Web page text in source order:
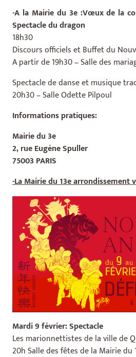
-A la Mairie du 3e :Vœux de la
Spectacle du dragon
18h30
Discours officiels et Buffet du
A partir de 19h30 – Salle des
Spectacle de danse et musique
20h30 – Salle Odette Pilpoul
Informations pratiques:
Mairie du 3e
2, rue Eugène Spuller
75003 PARIS
-La Mairie du 13e arrondissement
Mardi 9 février: Spectacle
Les marionnettistes de la ville de
20h Salle des fêtes de la Mairie du